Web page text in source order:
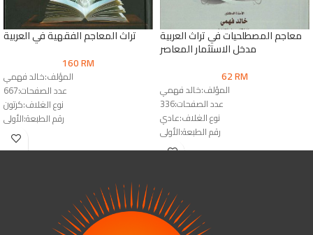
تراث المعاجم الفقهية في العربية
160RM
المؤلف:خالد فهمي
عدد الصفحات:667
نوع الغلاف:كرتون
رقم الطبعة:الأولى
الناشر:دار المقاصد
معاجم المصطلحيات في تراث العربية
مدخل الاستثمار المعاصر
62RM
المؤلف:خالد فهمي
عدد الصفحات:336
نوع الغلاف:عادي
رقم الطبعة:الأولى
الناشر:دار النشر للجامعات & دار الوفاء